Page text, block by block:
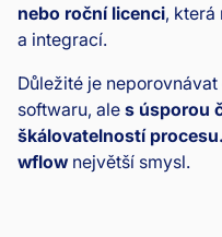
nebo roční licenci, která
a integrací.
Důležité je
softwaru, ale s úsporou
škálovatelností procesu.
wflownejvětší smysl.